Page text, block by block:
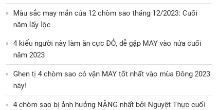
Màu sắc may mắn của 12 chòm sao tháng 12/2023: Cuối
năm lấy lộc
4 kiểu người này làm ăn cực ĐỎ, dễ gặp MAY vào nửa cuối
năm 2023
Ghen tị 4 chòm sao có vận MAY tốt nhất vào mùa Đông 2023
này!
4 chòm sao bị ảnh hưởng NẶNG nhất bởi Nguyệt Thực cuối